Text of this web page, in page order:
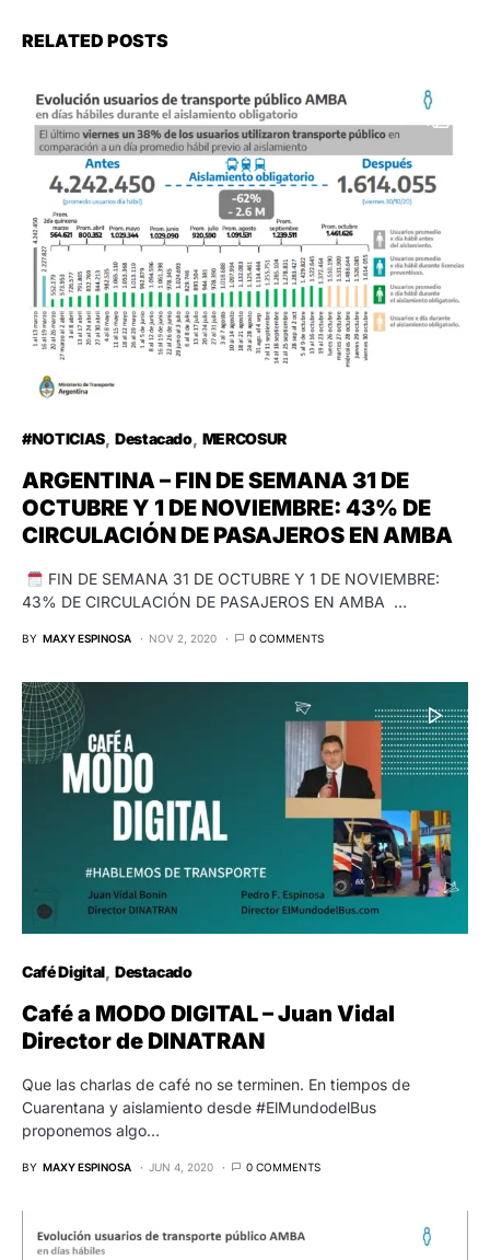
RELATED POSTS
#NOTICIAS Destacado MERCOSUR
ARGENTINA – FIN DE SEMANA 31 DE
OCTUBRE Y 1 DE NOVIEMBRE: 43% DE
CIRCULACIÓN DE PASAJEROS EN AMBA
FIN DE SEMANA 31 DE OCTUBRE Y 1 DE NOVIEMBRE:
43% DE CIRCULACIÓN DE PASAJEROS EN AMBA …
BY MAXY ESPINOSA NOV 2, 2020 0 COMMENTS
Café Digital Destacado
Café a MODO DIGITAL – Juan Vidal
Director de DINATRAN
Que las charlas de café no se terminen. En tiempos de
Cuarentana y aislamiento desde #ElMundodelBus
proponemos algo…
BY MAXY ESPINOSA JUN 4, 2020 0 COMMENTS